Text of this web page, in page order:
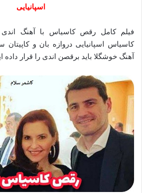
اسپانیایی
فیلم کامل رقص کاسیاس با آهنگ
کاسیاس اسپانیایی دروازه بان و کاپیتان
آهنگ خوشگلا باید برقصن اندی را قرار داده